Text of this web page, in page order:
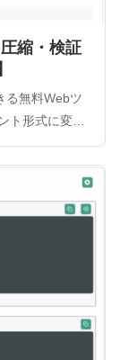
縮・検証
る無料Webツ
ト形式に変換
も同時に行い
全に処理可能